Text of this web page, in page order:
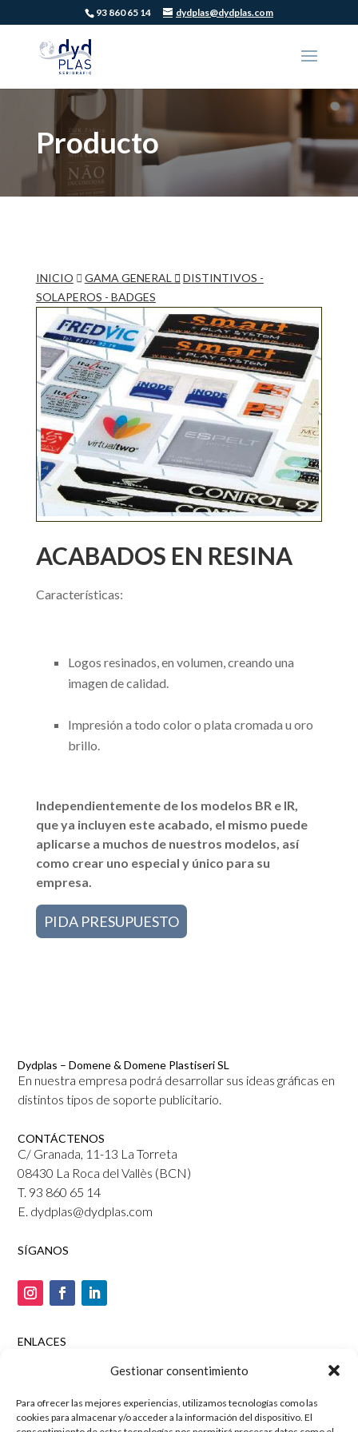
Gestionar consentimiento
Para ofrecer las mejores experiencias, utilizamos tecnologías como las
cookies para almacenar y/o acceder a la información del dispositivo. El
93 860 65 14 dydplas@dydplas.com
Producto
INICIO GAMA GENERAL
DISTINTIVOS -
SOLAPEROS - BADGES
ACABADOS EN RESINA
Características:
Logos resinados, en volumen, creando una
imagen de calidad.
Impresión a todo color o plata cromada u oro
brillo.
Independientemente de los modelos BR e IR,
que ya incluyen este acabado, el mismo puede
aplicarse a muchos de nuestros modelos, así
como crear uno especial y único para su
empresa.
PIDA PRESUPUESTO
Dydplas – Domene & Domene Plastiseri SL
En nuestra empresa podrá desarrollar sus ideas gráficas en
distintos tipos de soporte publicitario.
CONTÁCTENOS
C/ Granada, 11-13 La Torreta
08430 La Roca del Vallès (BCN)
T. 93 860 65 14
E. dydplas@dydplas.com
SÍGANOS
ENLACES
Política de privacidad
Política de cookies